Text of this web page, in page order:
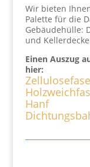
Wir bieten
Palette für die
Gebäudehülle:
und
Einen Auszug
hier:
Hanf